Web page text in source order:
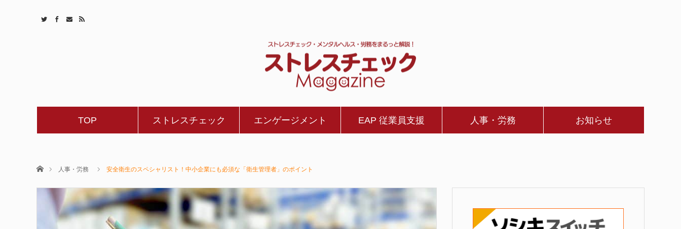
TOP ストレスチェック エンゲージメント EAP 従業員支援 人事・労務 お知らせ
ホーム人事・労務 安全衛生のスペシャリスト！中小企業にも必須な「衛生管理者」のポイント